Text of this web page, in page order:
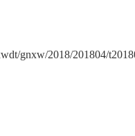
gnxw/2018/201804/